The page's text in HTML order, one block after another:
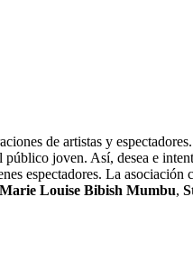
de artistas y
joven. Así, desea e
espectadores. La asociación
Marie Louise Bibish Mumbu,